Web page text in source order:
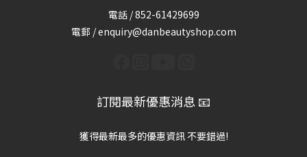
電話 /852-61429699
電郵 / enquiry@danbeautyshop.com
訂閱最新優惠消息 📧
獲得最新最多的優惠資訊 不要錯過!